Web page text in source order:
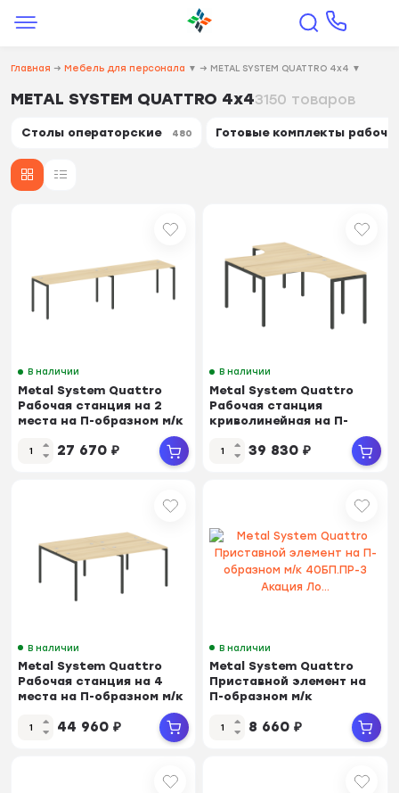
Главная → Мебель для персонала ▼ → METAL SYSTEM QUATTRO 4х4 ▼
METAL SYSTEM QUATTRO 4х43150 товаров
Столы операторские 480 Готовые комплекты
В наличии
Metal System Quattro
Рабочая станция на 2
места на П-образном м/к
27 670 ₽
В наличии
Metal System Quattro
Рабочая станция
криволинейная на П-
образном м/к 40БП.РАС...
39 830 ₽
В наличии
Metal System Quattro
Рабочая станция на 4
места на П-образном м/к
44 960 ₽
В наличии
Metal System Quattro
Приставной элемент на
П-образном м/к
40БП.ПР-3 Акация Ло...
8 660 ₽